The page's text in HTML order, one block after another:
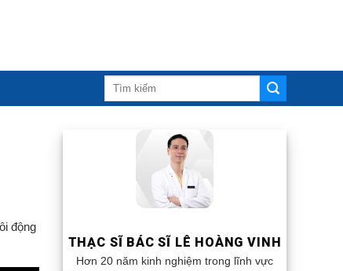
động
THẠC SĨ BÁC SĨ LÊ HOÀNG VINH
Hơn 20 năm kinh nghiệm trong lĩnh vực